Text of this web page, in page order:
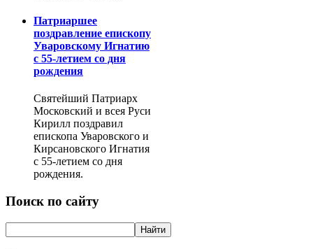
Патриаршее
поздравление епископу
Уваровскому Игнатию
с 55-летием со дня
рождения
Святейший Патриарх
Московский и всея Руси
Кирилл поздравил
епископа Уваровского и
Кирсановского Игнатия
с 55-летием со дня
рождения.
Поиск по сайту